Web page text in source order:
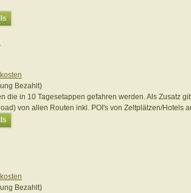
Bezahlt)
die in 10 Tagesetappen gefahren werden. Als Zusatz
von allen Routen inkl. POI's von Zeltplätzen/Hotels
Bezahlt)